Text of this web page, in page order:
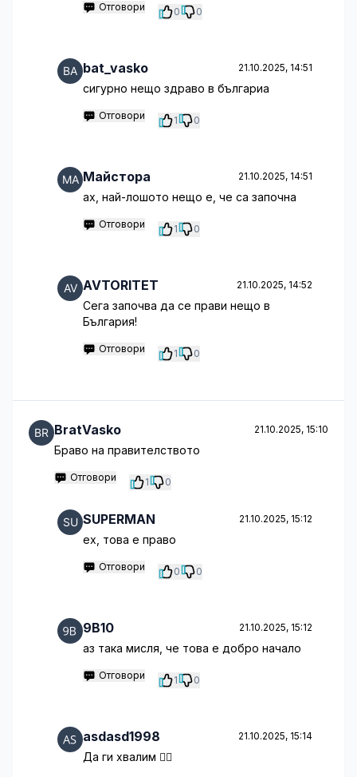
Отговори 0 0
bat_vasko 21.10.2025, 14:51
сигурно нещо здраво в българиа
Отговори 1 0
Майстора 21.10.2025, 14:51
ах, най-лошото нещо е, че са започна
Отговори 1 0
AVTORITET 21.10.2025, 14:52
Сега започва да се прави нещо в
България!
Отговори 1 0
BratVasko 21.10.2025, 15:10
Браво на правителството
Отговори 1 0
SUPERMAN 21.10.2025, 15:12
ех, това е право
Отговори 0 0
9B10 21.10.2025, 15:12
аз така мисля, че това е добро начало
Отговори 1 0
asdasd1998 21.10.2025, 15:14
Да ги хвалим 🤦‍♂️